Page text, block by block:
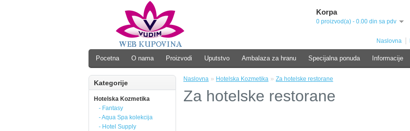
Korpa
0 proizvod(a) - 0.00 din sa pdv
Naslovna
Pocetna O nama Proizvodi Uputstvo Ambalaza za hranu Specijalna ponuda Informacije
Kategorije
Hotelska Kozmetika
- Fantasy
- Aqua Spa kolekcija
- Hotel Supply
Naslovna » Hotelska Kozmetika » Za hotelske restorane
Za hotelske restorane